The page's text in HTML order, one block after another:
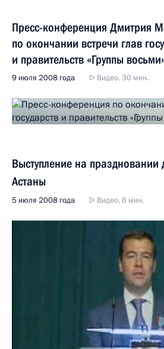
Пресс-конференция Дмитрия
по окончании встречи глав
и правительств «Группы
9 июля 2008 года Видео, 30 мин.
Выступление на праздновании
Астаны
5 июля 2008 года Видео, 6 мин.